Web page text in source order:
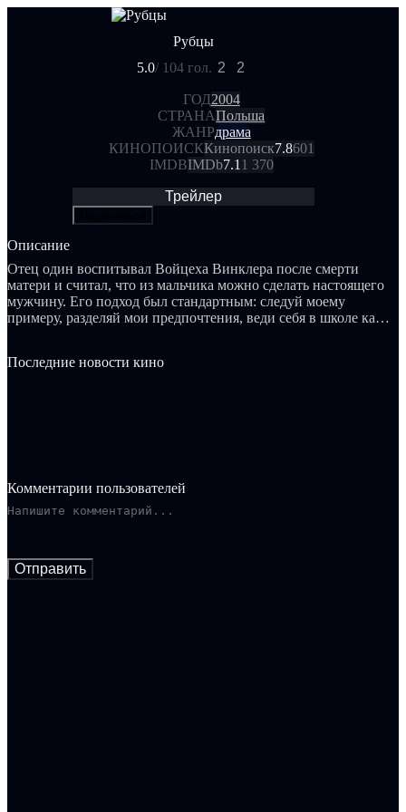
Рубцы
5.0/ 104 гол. 2 2
ГОД2004
СТРАНАПольша
ЖАНРдрама
КИНОПОИСККинопоиск7.8601
IMDBIMDb7.11 370
Трейлер
Описание
Отец один воспитывал Войцеха Винклера после смерти
матери и считал, что из мальчика можно сделать настоящего
мужчину. Его подход был стандартным: следуй моему
примеру, разделяй мои предпочтения, веди себя в школе как
Последние новости кино
Комментарии пользователей
Отправить